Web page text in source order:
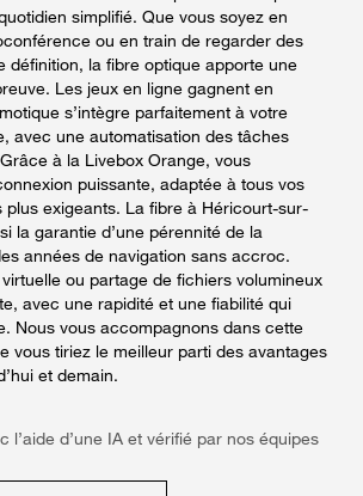
simplifié. Que vous soyez en
ou en train de regarder des
définition, la fibre optique apporte une
Les jeux en ligne gagnent en
s’intègre parfaitement à votre
avec une automatisation des tâches
à la Livebox Orange, vous
puissante, adaptée à tous vos
plus exigeants. La fibre à Héricourt-sur-
la garantie d’une pérennité de la
années de navigation sans accroc.
ou partage de fichiers volumineux
avec une rapidité et une fiabilité qui
Nous vous accompagnons dans cette
vous tiriez le meilleur parti des avantages
et demain.
l’aide d’une IA et vérifié par nos équipes